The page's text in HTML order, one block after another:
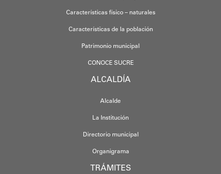
Características físico – naturales
Características de la población
Patrimonio municipal
CONOCE SUCRE
ALCALDÍA
Alcalde
La Institución
Directorio municipal
Organigrama
TRÁMITES